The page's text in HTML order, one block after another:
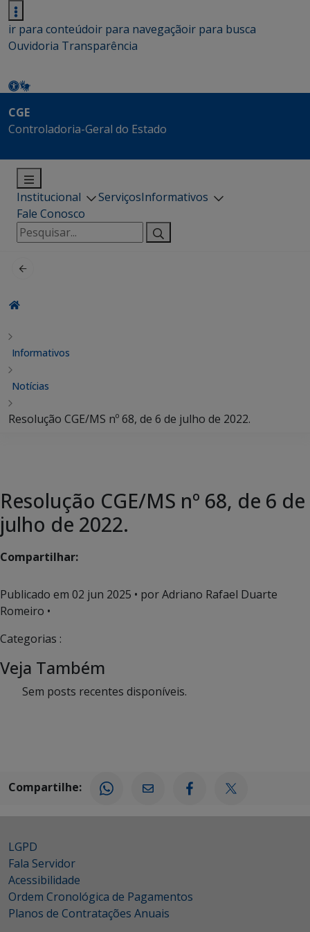
ir para conteúdoir para navegaçãoir para busca
Ouvidoria Transparência
CGE
Controladoria-Geral do Estado
Institucional ServiçosInformativos
Fale Conosco
Pesquisar
por:
Informativos
Notícias
Resolução CGE/MS nº 68, de 6 de julho de 2022.
Resolução CGE/MS nº 68, de 6 de
julho de 2022.
Compartilhar:
Publicado em 02 jun 2025 • por Adriano Rafael Duarte
Romeiro •
Categorias :
Veja Também
Sem posts recentes disponíveis.
Compartilhe:
LGPD
Fala Servidor
Acessibilidade
Ordem Cronológica de Pagamentos
Planos de Contratações Anuais